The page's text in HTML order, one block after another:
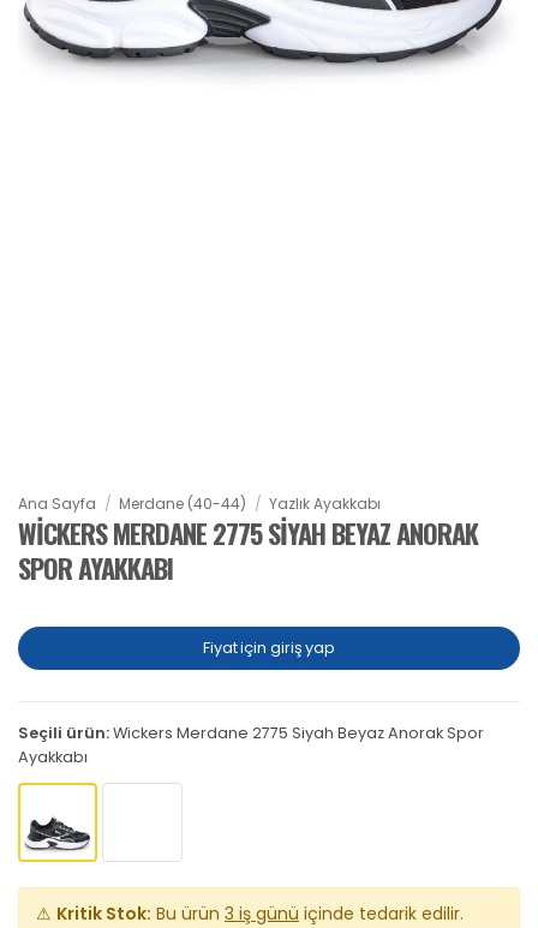
Ana Sayfa / Merdane (40-44) / Yazlık Ayakkabı
WICKERS MERDANE 2775 SIYAH BEYAZ ANORAK
SPOR AYAKKABI
Fiyat için giriş yap
Seçili ürün:Wickers Merdane 2775 Siyah Beyaz Anorak Spor
Ayakkabı
⚠ Kritik Stok: Bu ürün 3 iş günü içinde tedarik edilir.